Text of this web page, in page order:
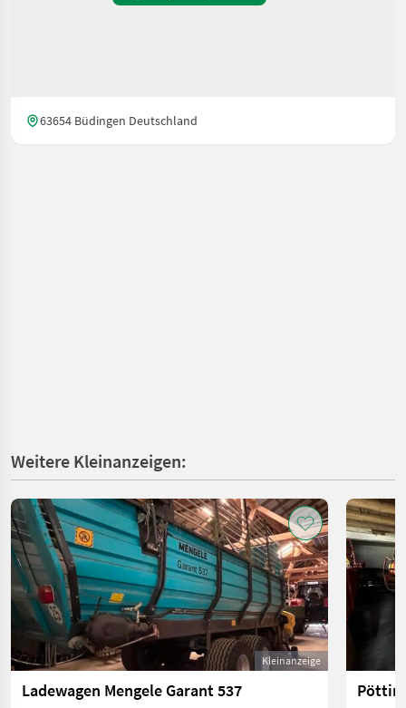
63654 Büdingen Deutschland
Weitere Kleinanzeigen:
Kleinanzeige
Ladewagen Mengele Garant 537